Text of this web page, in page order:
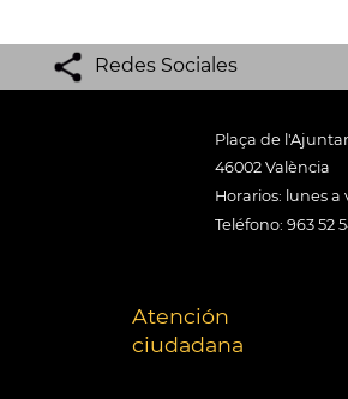
Redes Sociales
Plaça de
46002 València
Horarios: lunes a
Teléfono: 963 52
Atención
ciudadana